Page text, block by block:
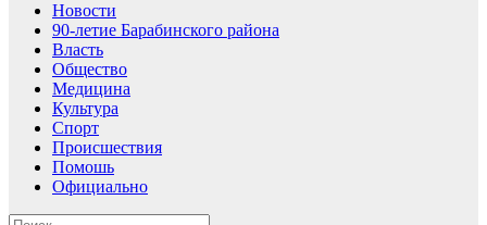
Новости
90-летие Барабинского района
Власть
Общество
Медицина
Культура
Спорт
Происшествия
Помошь
Официально